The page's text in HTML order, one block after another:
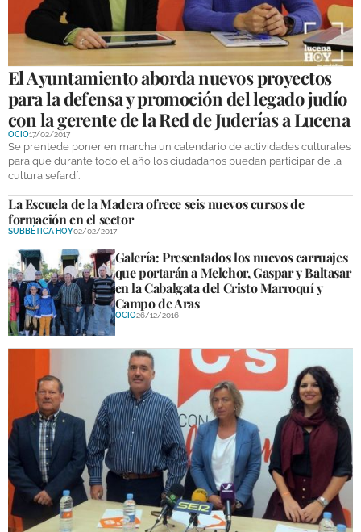
El Ayuntamiento aborda nuevos proyectos
para la defensa y promoción del legado judío
con la gerente de la Red de Juderías a Lucena
OCIO17/02/2017
Se prentede poner en marcha un calendario de actividades culturales
para que durante todo el año los ciudadanos puedan participar de la
cultura sefardí.
La Escuela de la Madera ofrece seis nuevos cursos de
formación en el sector
SUBBÉTICA HOY02/02/2017
Galería: Presentados los nuevos carruajes
que portarán a Melchor, Gaspar y Baltasar
en la Cabalgata del Cristo Marroquí y
Campo de Aras
OCIO26/12/2016